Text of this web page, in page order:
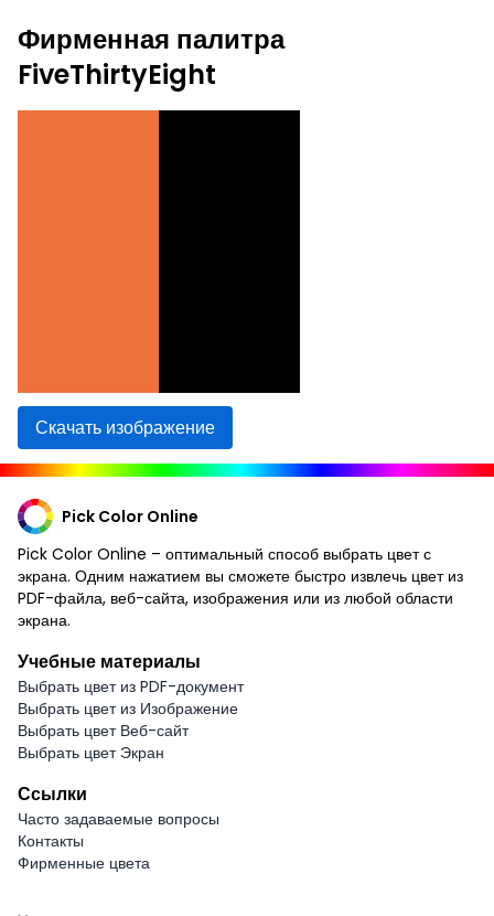
Фирменная палитра
FiveThirtyEight
Скачать изображение
Pick Color Online
Pick Color Online – оптимальный способ выбрать цвет с
экрана. Одним нажатием вы сможете быстро извлечь цвет из
PDF-файла, веб-сайта, изображения или из любой области
экрана.
Учебные материалы
Выбрать цвет из PDF-документ
Выбрать цвет из Изображение
Выбрать цвет Веб-сайт
Выбрать цвет Экран
Ссылки
Часто задаваемые вопросы
Контакты
Фирменные цвета